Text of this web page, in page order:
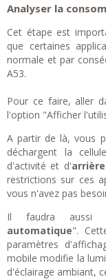
Analyser la
Cet étape est
que certaines
normale et par
A53.
Pour ce faire, aller
l'option "Afficher
A partir de là, vous
déchargent la
d'activité et d'
restrictions sur ces
vous n'avez pas
Il faudra aussi
automatique".
paramètres
mobile modifie la
d'éclairage ambiant,